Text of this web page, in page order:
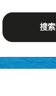
aria-label
搜索